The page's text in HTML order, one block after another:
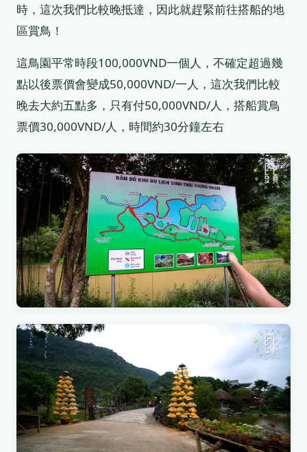
時，這次我們比較晚抵達，因此就趕緊前往搭船的地
區賞鳥！
這鳥園平常時段100,000VND一個人，不確定超過幾
點以後票價會變成50,000VND/一人，這次我們比較
晚去大約五點多，只有付50,000VND/人，搭船賞鳥
票價30,000VND/人，時間約30分鐘左右